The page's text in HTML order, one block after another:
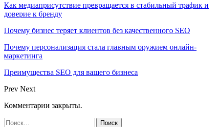
Как медиаприсутствие превращается в стабильный трафик и
доверие к бренду
Почему бизнес теряет клиентов без качественного SEO
Почему персонализация стала главным оружием онлайн-
маркетинга
Преимущества SEO для вашего бизнеса
Prev Next
Комментарии закрыты.